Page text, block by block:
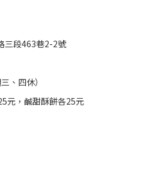
三段463巷2-2號
、四休）
元，鹹甜酥餅各25元